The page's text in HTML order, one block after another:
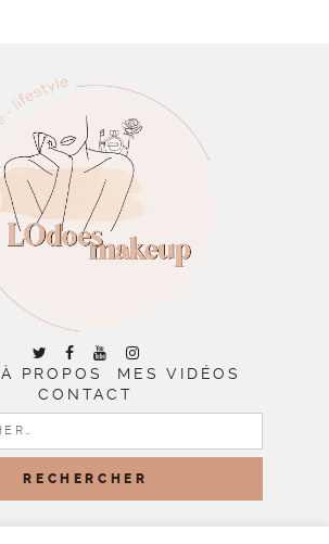
À PROPOS
MES VIDÉOS
CONTACT
RECHERCHER :